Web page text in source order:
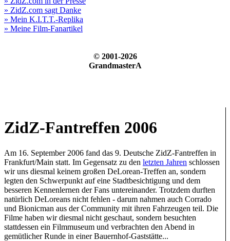
» ZidZ.com sagt Danke
» Mein K.I.T.T.-Replika
» Meine Film-Fanartikel
© 2001-2026
GrandmasterA
ZidZ-Fantreffen 2006
Am 16. September 2006 fand das 9. Deutsche ZidZ-Fantreffen in
Frankfurt/Main statt. Im Gegensatz zu den letzten Jahren schlossen
wir uns diesmal keinem großen DeLorean-Treffen an, sondern
legten den Schwerpunkt auf eine Stadtbesichtigung und dem
besseren Kennenlernen der Fans untereinander. Trotzdem durften
natürlich DeLoreans nicht fehlen - darum nahmen auch Corrado
und Bionicman aus der Community mit ihren Fahrzeugen teil. Die
Filme haben wir diesmal nicht geschaut, sondern besuchten
stattdessen ein Filmmuseum und verbrachten den Abend in
gemütlicher Runde in einer Bauernhof-Gaststätte...